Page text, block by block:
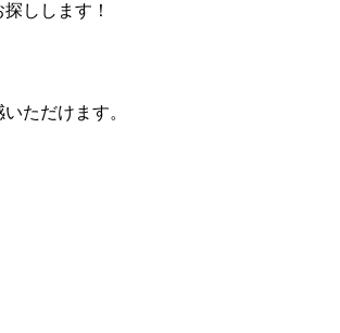
しします！
ただけます。